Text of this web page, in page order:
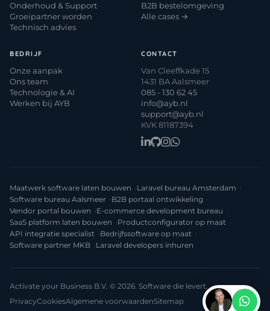
Onderhoud & Support
Groeipartner worden
Technisch advies
B2B bestelomgeving
Alle cases →
BEDRIJF
Onze aanpak
Ons team
Technologie & AI
Werken bij AYB
CONTACT
Van Cleeffkade 15
1431 BA Aalsmeer
085 - 130 62 45
info@ayb.nl
support@ayb.nl
KVK 81187394
Maatwerk software laten bouwen
Laravel bureau Amsterdam
Software bureau Aalsmeer
B2B portaal ontwikkeling
Vendor portal bouwen
E-commerce development bureau
SaaS platform laten bouwen
Productconfigurator op maat
API integratie specialist
Bedrijfssoftware op maat
Software partner MKB
Laravel developers inhuren
Activate your Business B.V. © 2026. Software die levert.
PrivacyCookiesAlgemene voorwaardenSitemap